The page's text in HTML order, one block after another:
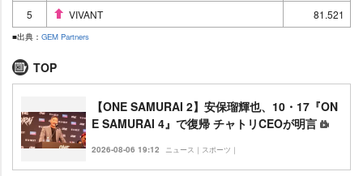
5
VIVANT 81.521
■出典： GEM Partners
TOP
【ONE SAMURAI 2】安保瑠輝也、10・17『ON
E SAMURAI 4』で復帰 チャトリCEOが明言
2026-08-06 19:12 ニュース｜スポーツ｜